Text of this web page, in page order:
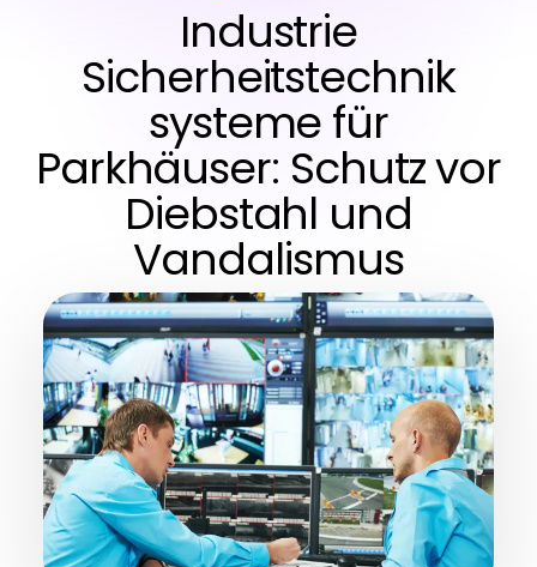
Industrie
Sicherheitstechnik
systeme für
Parkhäuser: Schutz vor
Diebstahl und
Vandalismus